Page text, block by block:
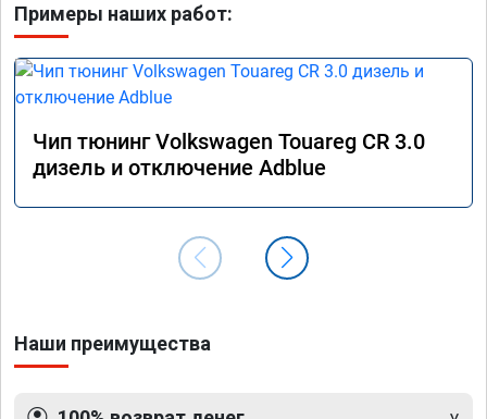
Примеры наших работ:
Чип тюнинг Volkswagen Touareg CR 3.0
дизель и отключение Adblue
Наши преимущества